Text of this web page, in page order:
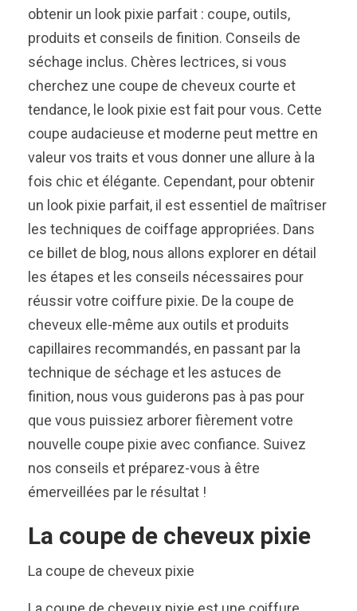
obtenir un look pixie parfait : coupe, outils,
produits et conseils de finition. Conseils de
séchage inclus. Chères lectrices, si vous
cherchez une coupe de cheveux courte et
tendance, le look pixie est fait pour vous. Cette
coupe audacieuse et moderne peut mettre en
valeur vos traits et vous donner une allure à la
fois chic et élégante. Cependant, pour obtenir
un look pixie parfait, il est essentiel de maîtriser
les techniques de coiffage appropriées. Dans
ce billet de blog, nous allons explorer en détail
les étapes et les conseils nécessaires pour
réussir votre coiffure pixie. De la coupe de
cheveux elle-même aux outils et produits
capillaires recommandés, en passant par la
technique de séchage et les astuces de
finition, nous vous guiderons pas à pas pour
que vous puissiez arborer fièrement votre
nouvelle coupe pixie avec confiance. Suivez
nos conseils et préparez-vous à être
émerveillées par le résultat !
La coupe de cheveux pixie
La coupe de cheveux pixie